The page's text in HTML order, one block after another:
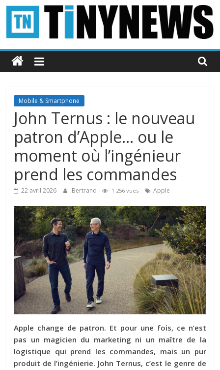
Passer
contenu
Tinynews
Le
belge
connecté
Mobile & Smartphone
John Ternus : le nouveau
patron d’Apple… ou le
moment où l’ingénieur
prend les commandes
22 avril 2026 Bertrand 1 256 vues Apple
Apple change de patron. Et pour une fois, ce n’est
pas un magicien du marketing ni un maître de la
logistique qui prend les commandes, mais un pur
produit de l’ingénierie. John Ternus, c’est le genre de